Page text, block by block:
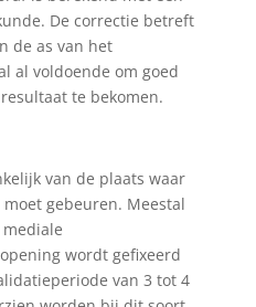
De correctie betreft
de as van het
al voldoende om goed
te bekomen.
van de plaats waar
gebeuren. Meestal
mediale
wordt gefixeerd
van 3 tot 4